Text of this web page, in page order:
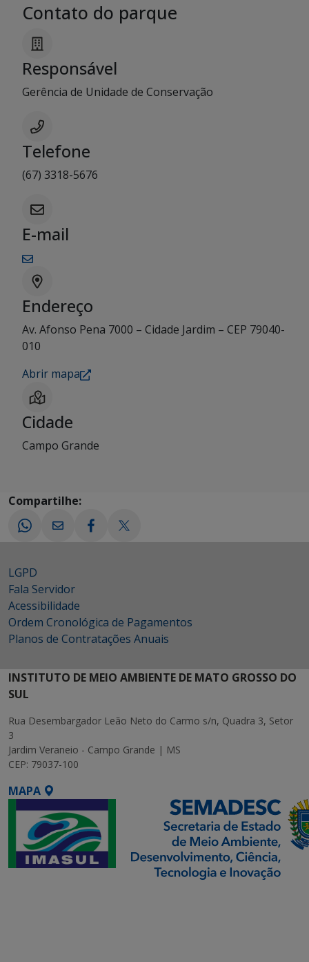
Contato do parque
Responsável
Gerência de Unidade de Conservação
Telefone
(67) 3318-5676
E-mail
Endereço
Av. Afonso Pena 7000 – Cidade Jardim – CEP 79040-
010
Abrir mapa
Cidade
Campo Grande
Compartilhe:
LGPD
Fala Servidor
Acessibilidade
Ordem Cronológica de Pagamentos
Planos de Contratações Anuais
INSTITUTO DE MEIO AMBIENTE DE MATO GROSSO DO
SUL
Rua Desembargador Leão Neto do Carmo s/n, Quadra 3, Setor
3
Jardim Veraneio - Campo Grande | MS
CEP: 79037-100
MAPA